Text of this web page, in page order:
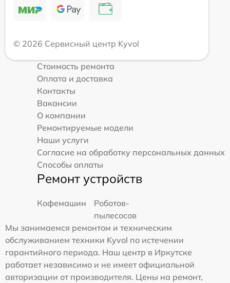
© 2026 Сервисный центр Kyvol
Стоимость ремонта
Оплата и доставка
Контакты
Вакансии
О компании
Ремонтируемые модели
Наши услуги
Согласие на обработку персональных данных
Способы оплаты
Ремонт устройств
Кофемашин
Роботов-
пылесосов
Мы занимаемся ремонтом и техническим
обслуживанием техники Kyvol по истечении
гарантийного периода. Наш центр в Иркутске
работает независимо и не имеет официальной
авторизации от производителя. Цены на ремонт,